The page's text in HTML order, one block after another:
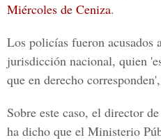
Miércoles de Ceniza.
Los policías fueron acusados
jurisdicción nacional, quien
que en derecho
Sobre este caso, el director
ha dicho que el Ministerio